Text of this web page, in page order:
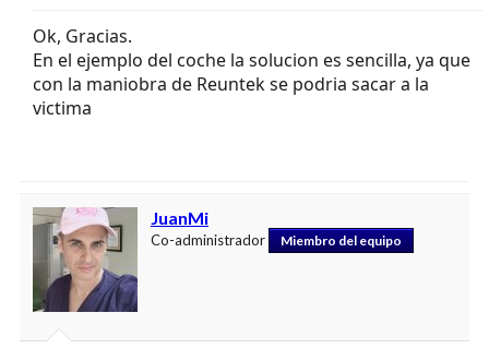
Ok, Gracias.
En el ejemplo del coche la solucion es sencilla, ya que
con la maniobra de Reuntek se podria sacar a la
victima
JuanMi
Co-administrador Miembro del equipo